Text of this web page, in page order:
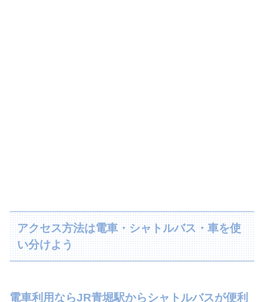
アクセス方法は電車・シャトルバス・車を使
い分けよう
電車利用ならJR青堀駅からシャトルバスが便利